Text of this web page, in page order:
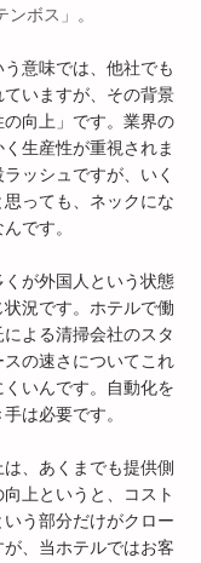
ンボス」。
意味では、他社でも
いますが、その背景
向上」です。業界の
生産性が重視されま
ッシュですが、いく
っても、ネックにな
です。
が外国人という状態
況です。ホテルで働
よる清掃会社のスタ
の速さについてこれ
いんです。自動化を
は必要です。
、あくまでも提供側
上というと、コスト
う部分だけがクロー
、当ホテルではお客